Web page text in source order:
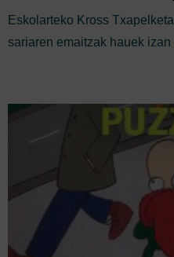
Eskolarteko Kross
sariaren emaitzak hauek izan